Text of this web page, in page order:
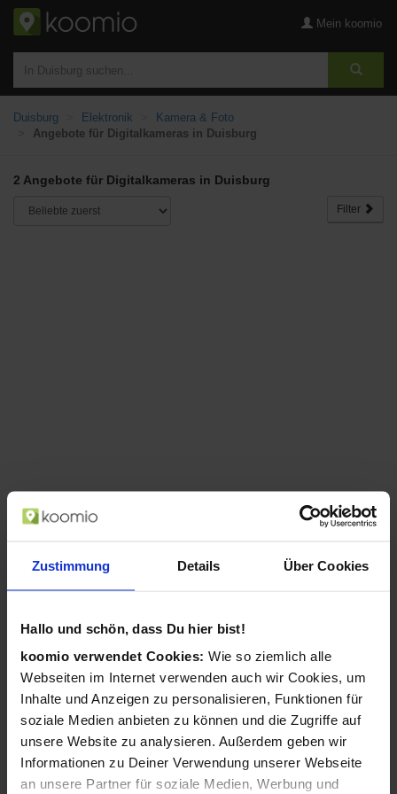
Zustimmung Details Über Cookies
Hallo und schön, dass Du hier bist!
koomio verwendet Cookies: Wie so ziemlich alle
Webseiten im Internet verwenden auch wir Cookies, um
Inhalte und Anzeigen zu personalisieren, Funktionen für
soziale Medien anbieten zu können und die Zugriffe auf
unsere Website zu analysieren. Außerdem geben wir
Informationen zu Deiner Verwendung unserer Webseite
an unsere Partner für soziale Medien, Werbung und
Mein koomio
Duisburg Elektronik
Kamera & Foto
Angebote für Digitalkameras in Duisburg
2 Angebote für Digitalkameras in Duisburg
Filter
1/3.2 Zoll Kompaktkamera 18 MP CMOS
4896 x 3672 Pixel Blau (Blau)
ab 104,99 €
in 2 Geschäften